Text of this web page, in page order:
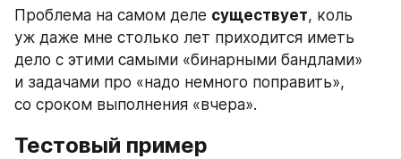
Проблема на самом деле существует, коль
уж даже мне столько лет приходится иметь
дело с этими самыми «бинарными бандлами»
и задачами про «надо немного поправить»,
со сроком выполнения «вчера».
Тестовый пример